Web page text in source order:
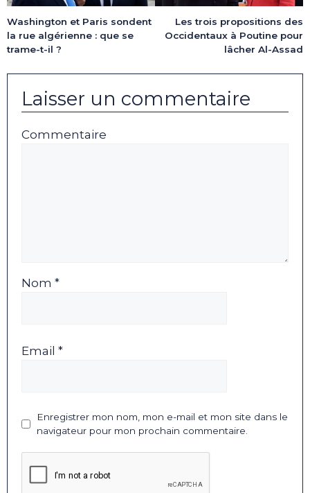
Washington et Paris sondent
la rue algérienne : que se
trame-t-il ?
Les trois propositions des
Occidentaux à Poutine pour
lâcher Al-Assad
Laisser un commentaire
Commentaire
Nom *
Email *
Enregistrer mon nom, mon e-mail et mon site dans le
navigateur pour mon prochain commentaire.